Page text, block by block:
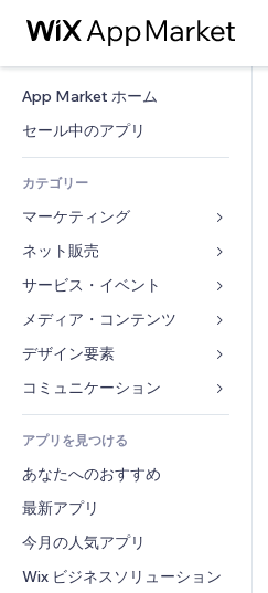
App Market ホーム
セール中のアプリ
カテゴリー
マーケティング
広告
モバイル
アクセス解析
リスティング広告
メール
コンバージョン
ネット販売
ストア用アプリ
発送・配達
販売ボタン
会計
クーポン・特典
倉庫管理ソリューション
ドロップシッピング
サービス・イベント
ホテル
イベント
レストラン
不動産
ブッキング
メディア・コンテンツ
ギャラリー
音楽
ポッドキャスト
写真
動画
PDF
ファイル共有
ニュース
デザイン要素
マップ・ナビ
プライバシー・セキュリティ
時計
ページテンプレート
画像効果
ボタン・メニュー
バナー・バッジ
フォーム
ブログ
投票
チャット
コメント
電話
アプリを見つける
あなたへのおすすめ
最新アプリ
今月の人気アプリ
Wix ビジネスソリューション